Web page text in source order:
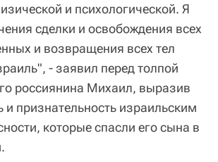
и психологической. Я
сделки и освобождения всех
и возвращения всех тел
- заявил перед толпой
россиянина Михаил, выразив
и признательность израильским
которые спасли его сына в